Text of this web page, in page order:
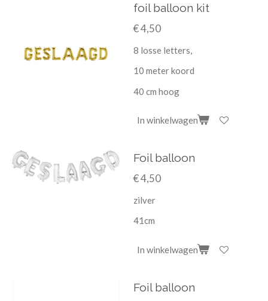
foil balloon kit
€ 4,50
8 losse letters,
10 meter koord
40 cm hoog
In winkelwagen
Foil balloon
€ 4,50
zilver
41cm
In winkelwagen
Foil balloon